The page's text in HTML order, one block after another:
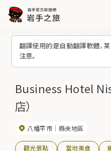
翻譯使用的是自動翻譯軟體，
注意。
觀光景點／體驗（清單）
Business Hotel
店）
八幡平市 縣央地區
觀光景點 當地美食